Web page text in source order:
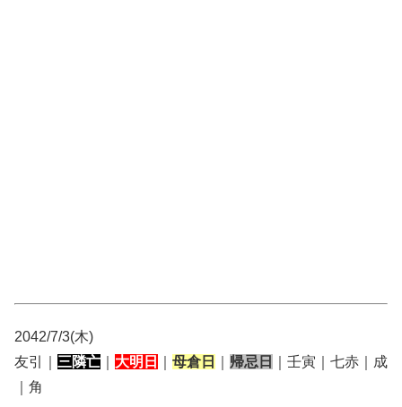
2042/7/3(木)
友引｜ 三隣亡 大明日 母倉日 帰忌日
｜壬寅｜七赤｜成
｜角